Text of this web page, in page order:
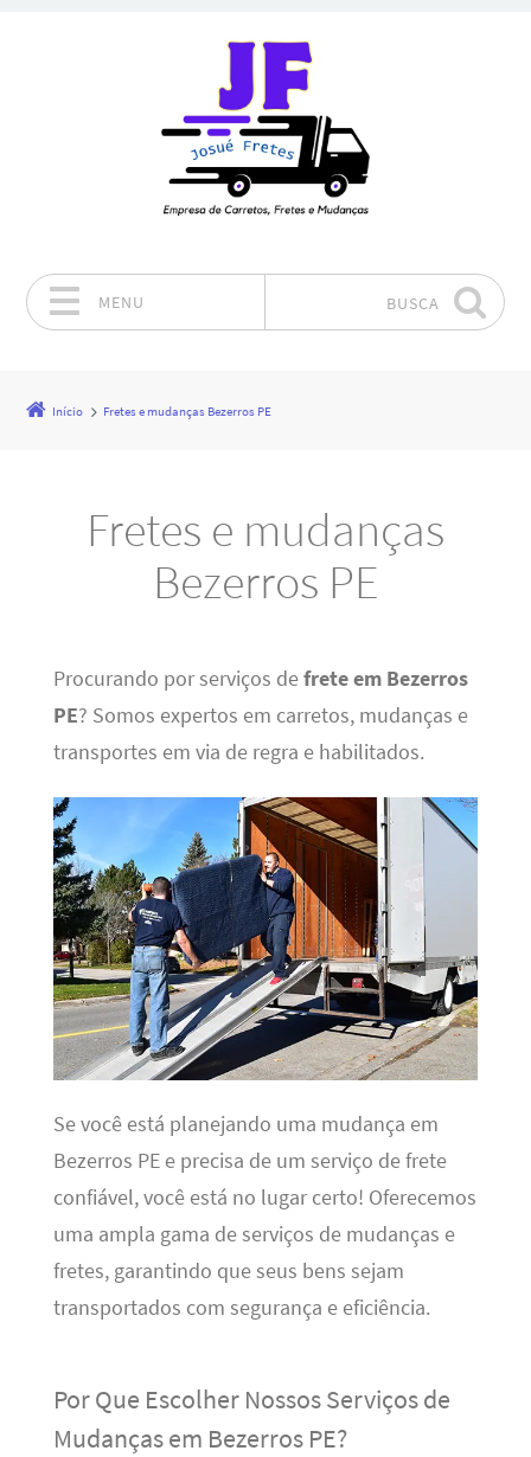
MENU BUSCA
Início Fretes e mudanças Bezerros PE
Fretes e mudanças
Bezerros PE
Procurando por serviços defrete em Bezerros
PE? Somos expertos em carretos, mudanças e
transportes em via de regra e habilitados.
Se você está planejando uma mudança em
Bezerros PE e precisa de um serviço de frete
confiável, você está no lugar certo! Oferecemos
uma ampla gama de serviços de mudanças e
fretes, garantindo que seus bens sejam
transportados com segurança e eficiência.
Por Que Escolher Nossos Serviços de
Mudanças em Bezerros PE?